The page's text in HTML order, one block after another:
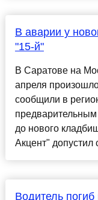
В аварии у
"15-й"
В Саратове на
апреля
сообщили в
до нового
Акцент" допустил
Водитель